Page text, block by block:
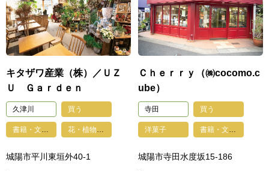
キタザワ産業（株）／ＵＺ
Ｕ Ｇａｒｄｅｎ
久津川 買う
城陽市平川東垣外40-1
Ｃｈｅｒｒｙ（㈱cocomo.c
ube）
寺田 買う
洋菓子
城陽市寺田水度坂15-186